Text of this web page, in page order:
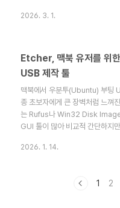
인테리어를 알아볼 당시 주변에서
지가 아니어서 수전까지 챙길 여
선택을 2년도 안 되어 후회하게 될
장: 수전 손잡이가 똑 떨어지다입
을 때, 샤워 수전 손잡이가 갑자
텐리스 수전이라 디자인적으로는
먼저 배신하더..
2026. 3. 1.
Etcher, 맥북 유저를 위
USB 제작 툴
맥북에서 우분투(Ubuntu) 부팅
종 초보자에게 큰 장벽처럼 느껴
는 Rufus나 Win32 Disk
GUI 툴이 많아 비교적 간단하지
기 때문이다.dd 명령어는 강력하
가는 끔찍한 사태가 벌어질 수도
2026. 1. 14.
1 2